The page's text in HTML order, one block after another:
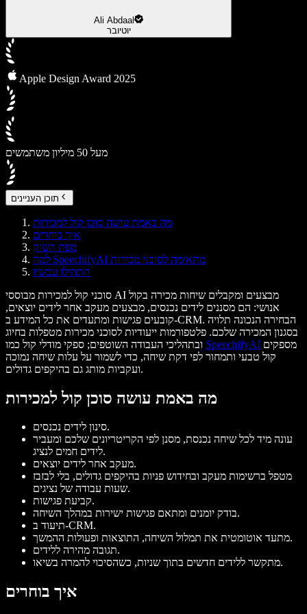
Ali Abdaal
יוטיובר
Apple Design Award 2025
מעל 50 מיליון משתמשים
תוכן העניינים
מה באמת עושה סוכן קול למכירות
איך בוחרים
מפת השוק
למה SpeechifyAI מתאימה לסוכני מכירות
התחילו עכשיו
סוכני קול למכירות מבוססי AI מבצעים ומקבלים שיחות מכירה בקול
אנושי: הם מסננים לידים נכנסים, מבצעים מעקב אחר לידים יוצאים,
קובעים פגישות ומתעדים את כל המידע ב-CRM.
בסגנון המכירה שלכם. פלטפורמות ייעודיות לסוכני מכירות מטפלות בחיוג
SpeechifyAI
קול טבעי ותמחור לפי דקת שיחה, כדי לשמור על עלות שיחה נמוכה
ועקביות מותג גם בהיקפים גדולים.
מה באמת עושה סוכן קול למכירות
סינון לידים נכנסים.
עונה מיד לכל שיחה נכנסת, מסנן לפי הקריטריונים שלכם ומעביר
לידים חמים לנציג.
מעקב אחר לידים יוצאים.
מטפל ברשימות מעקב ובחידוש פניות בהיקפים גדולים, בלי לבזבז
שעות עבודה של נציגים.
קביעת פגישות.
בודק יומנים ומתאם פגישות ישירות במהלך השיחה.
תיעוד ב-CRM.
מתעד אוטומטית את תמלול השיחה, התוצאות ופעולות ההמשך.
תגובה מהירה ללידים.
מתקשר ללידים חדשים בתוך שניות, כשהסיכוי להמרה בשיאו.
איך בוחרים